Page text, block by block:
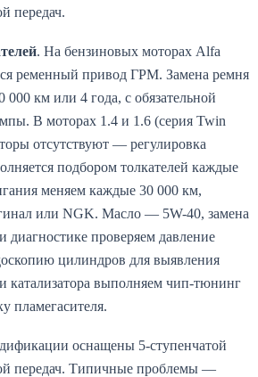
передач.
. На бензиновых моторах Alfa
ременный привод ГРМ. Замена ремня
000 км или 4 года, с обязательной
В моторах 1.4 и 1.6 (серия Twin
отсутствуют — регулировка
подбором толкателей каждые
меняем каждые 30 000 км,
или NGK. Масло — 5W-40, замена
проверяем давление
цилиндров для выявления
катализатора выполняем чип-тюнинг
пламегасителя.
оснащены 5-ступенчатой
передач. Типичные проблемы —